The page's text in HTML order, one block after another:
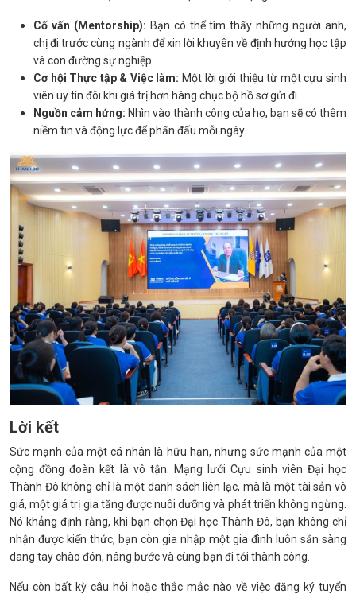
Cố vấn (Mentorship): Bạn có thể tìm thấy những người anh,
chị đi trước cùng ngành để xin lời khuyên về định hướng học tập
và con đường sự nghiệp.
Cơ hội Thực tập & Việc làm: Một lời giới thiệu từ một cựu sinh
viên uy tín đôi khi giá trị hơn hàng chục bộ hồ sơ gửi đi.
Nguồn cảm hứng: Nhìn vào thành công của họ, bạn sẽ có thêm
niềm tin và động lực để phấn đấu mỗi ngày.
Lời kết
Sức mạnh của một cá nhân là hữu hạn, nhưng sức mạnh của một
cộng đồng đoàn kết là vô tận. Mạng lưới Cựu sinh viên Đại học
Thành Đô không chỉ là một danh sách liên lạc, mà là một tài sản vô
giá, một giá trị gia tăng được nuôi dưỡng và phát triển không ngừng.
Nó khẳng định rằng, khi bạn chọn Đại học Thành Đô, bạn không chỉ
nhận được kiến thức, bạn còn gia nhập một gia đình luôn sẵn sàng
dang tay chào đón, nâng bước và cùng bạn đi tới thành công.
Nếu còn bất kỳ câu hỏi hoặc thắc mắc nào về việc đăng ký tuyển